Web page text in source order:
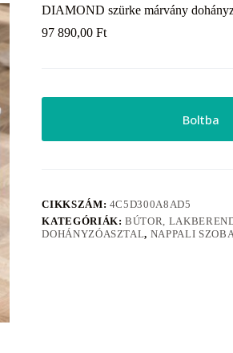
DIAMOND szürke márvány
97 890,00Ft
Boltba
CIKKSZÁM: 4C5D300A8AD5
KATEGÓRIÁK:BÚTOR,
DOHÁNYZÓASZTAL, NAPPALI